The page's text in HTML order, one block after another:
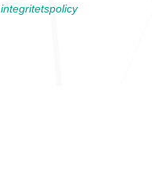
integritetspolicy